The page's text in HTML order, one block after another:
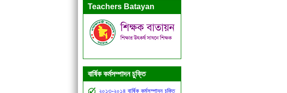
Teachers Batayan
বার্ষিক কর্মসম্পাদন চুক্তি
২০১৩-২০১৪ বার্ষিক কর্মসম্পাদন চুক্তি